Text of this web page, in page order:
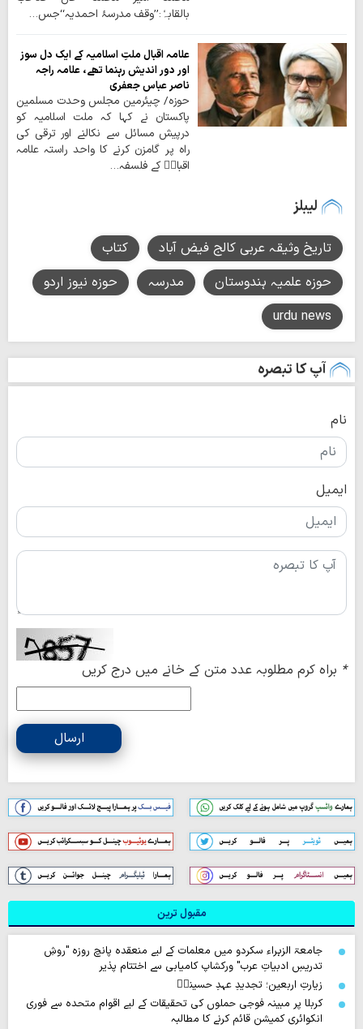
بالقابہٗ:’’وقف مدرسۂ احمدیہ‘‘جس…
علامہ اقبال ملتِ اسلامیہ کے ایک دل سوز
اور دور اندیش رہنما تھے، علامہ راجہ
ناصر عباس جعفری
حوزہ/ چیئرمین مجلس وحدت مسلمین
پاکستان نے کہا کہ ملت اسلامیہ کو
درپیش مسائل سے نکالنے اور ترقی کی
راہ پر گامزن کرنے کا واحد راستہ علامہ
اقبالؒ کے فلسفہ…
لیبلز
تاریخ وثیقہ عربی کالج فیض آباد
کتاب
حوزہ علمیہ ہندوستان
مدرسہ
حوزہ نیوز اردو
urdu news
آپ کا تبصرہ
نام
ایمیل
* براہ کرم مطلوبہ عدد متن کے خانے میں درج کریں
ارسال
مقبول ترین
جامعۃ الزہراء سکردو میں معلمات کے لیے منعقدہ پانچ روزہ "روشِ
تدریسِ ادبیاتِ عرب" ورکشاپ کامیابی سے اختتام پذیر
زیارتِ اربعین؛ تجدیدِ عہدِ حسینیؑ
کربلا پر مبینہ فوجی حملوں کی تحقیقات کے لیے اقوام متحدہ سے فوری
انکوائری کمیشن قائم کرنے کا مطالبہ